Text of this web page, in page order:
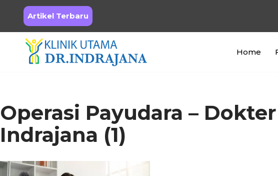
content
Artikel Terbaru
Home
Operasi Payudara –
Indrajana (1)